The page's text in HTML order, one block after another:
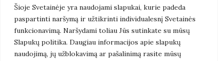
Šioje Svetainėje yra naudojami slapukai, kurie padeda
paspartinti naršymą ir užtikrinti individualesnį Svetainės
funkcionavimą. Naršydami toliau Jūs sutinkate su mūsų
Slapukų politika. Daugiau informacijos apie slapukų
naudojimą, jų užblokavimą ar pašalinimą rasite mūsų
-
f
m
Подробнее